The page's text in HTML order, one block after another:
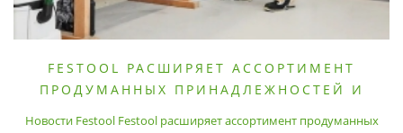
FESTOOL РАСШИРЯЕТ АССОРТИМЕНТ
ПРОДУМАННЫХ ПРИНАДЛЕЖНОСТЕЙ И
Новости Festool Festool расширяет ассортимент продуманных